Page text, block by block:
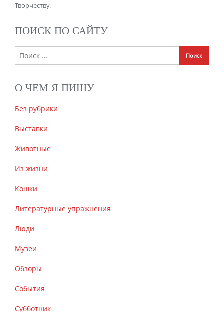
Творчеству.
ПОИСК ПО САЙТУ
О ЧЕМ Я ПИШУ
Без рубрики
Выставки
Животные
Из жизни
Кошки
Литературные упражнения
Люди
Музеи
Обзоры
События
Субботник